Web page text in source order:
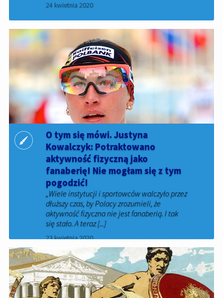
24 kwietnia 2020
O tym się mówi. Justyna
Kowalczyk: Potraktowano
aktywność fizyczną jako
fanaberię! Nie mogłam się z tym
pogodzić!
„Wiele instytucji i sportowców walczyło przez
dłuższy czas, by Polacy zrozumieli, że
aktywność fizyczna nie jest fanaberią. I tak
się stało. A teraz [...]
23 kwietnia 2020